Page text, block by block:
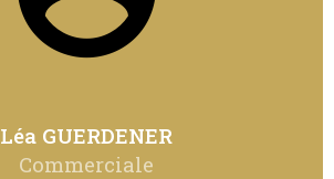
Léa GUERDENER
Commerciale